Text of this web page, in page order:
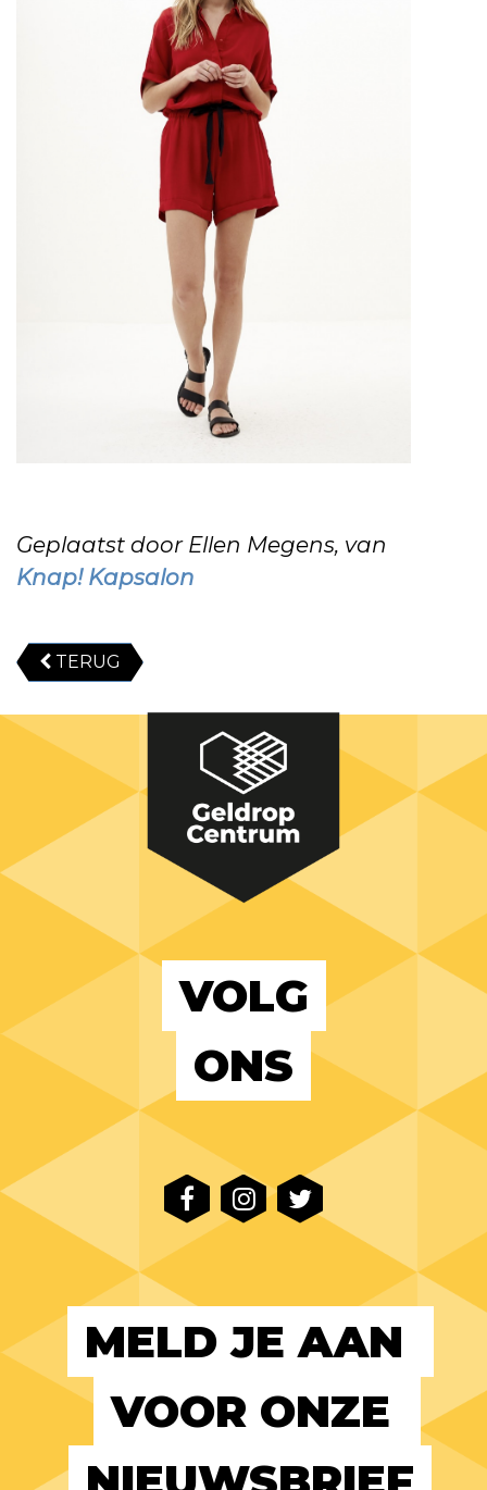
Geplaatst door Ellen Megens, van
Knap! Kapsalon
TERUG
VOLG
ONS
MELD JE AAN
VOOR ONZE